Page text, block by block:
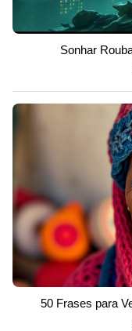
Sonhar
50 Frases para